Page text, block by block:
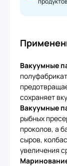
Вакуумные
сохраняет
Вакуумные
рыбных
проколов, а
сыров,
увеличения